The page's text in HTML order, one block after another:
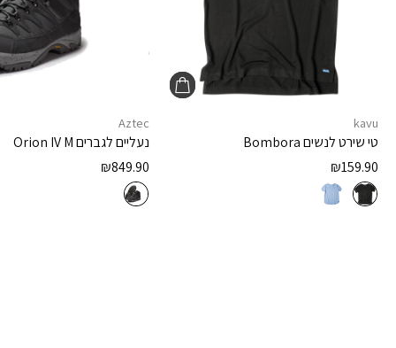
kavu
טי שירט לנשיםBombora
₪159.90
Aztec
נעליים לגבריםOrion IV M
₪849.90